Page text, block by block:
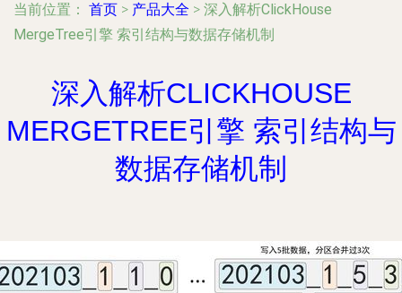
当前位置： 首页 > 产品大全 > 深入解析ClickHouse
MergeTree引擎 索引结构与数据存储机制
深入解析CLICKHOUSE
MERGETREE引擎 索引结构与
数据存储机制